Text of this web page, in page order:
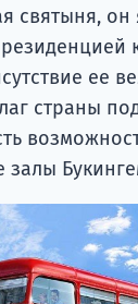
святыня, он
ее
страны
залы